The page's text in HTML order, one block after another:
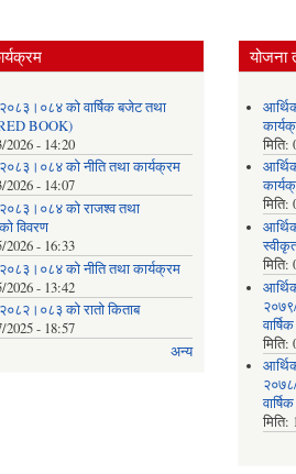
को वार्षिक बजेट तथा
BOOK)
2026 - 14:20
को नीति तथा कार्यक्रम
2026 - 14:07
को राजश्व तथा
विवरण
2026 - 16:33
को नीति तथा कार्यक्रम
2026 - 13:42
को रातो किताब
2025 - 18:57
अन्य
योजना
मिति:
मिति:
मिति:
मिति:
मिति: